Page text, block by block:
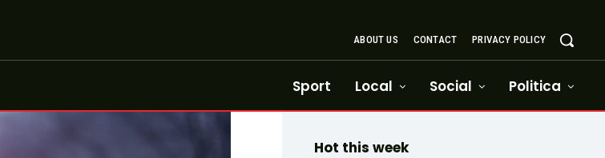
ABOUT US CONTACT PRIVACY POLICY
Sport Local Social Politica
Hot this week